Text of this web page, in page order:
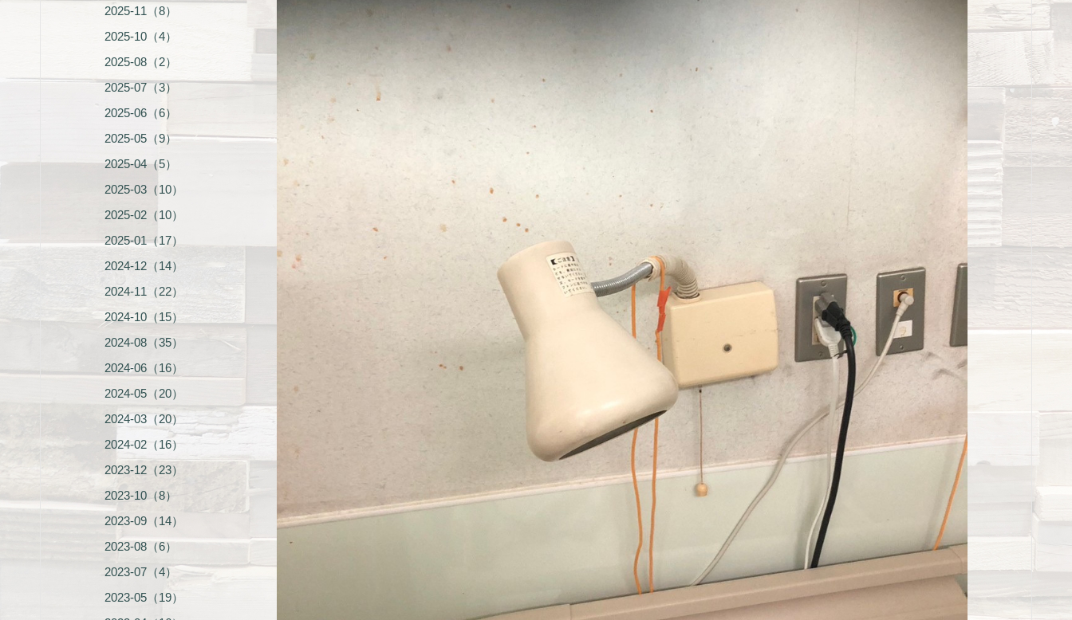
2025-11（8）
2025-10（4）
2025-08（2）
2025-07（3）
2025-06（6）
2025-05（9）
2025-04（5）
2025-03（10）
2025-02（10）
2025-01（17）
2024-12（14）
2024-11（22）
2024-10（15）
2024-08（35）
2024-06（16）
2024-05（20）
2024-03（20）
2024-02（16）
2023-12（23）
2023-10（8）
2023-09（14）
2023-08（6）
2023-07（4）
2023-05（19）